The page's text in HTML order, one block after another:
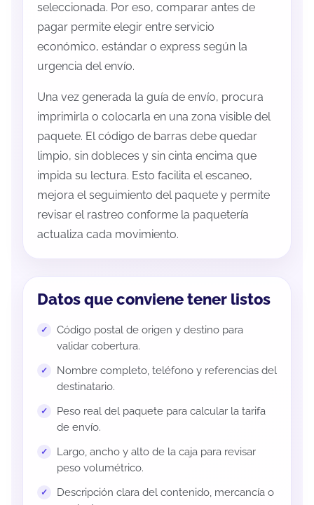
seleccionada. Por eso, comparar antes de
pagar permite elegir entre servicio
económico, estándar o express según la
urgencia del envío.
Una vez generada la guía de envío, procura
imprimirla o colocarla en una zona visible del
paquete. El código de barras debe quedar
limpio, sin dobleces y sin cinta encima que
impida su lectura. Esto facilita el escaneo,
mejora el seguimiento del paquete y permite
revisar el rastreo conforme la paquetería
actualiza cada movimiento.
Datos que conviene tener listos
Código postal de origen y destino para
validar cobertura.
Nombre completo, teléfono y referencias del
destinatario.
Peso real del paquete para calcular la tarifa
de envío.
Largo, ancho y alto de la caja para revisar
peso volumétrico.
Descripción clara del contenido, mercancía o